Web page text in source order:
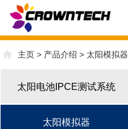
主页 > 产品介绍 > 太阳模拟器
太阳电池IPCE测试系统
太阳模拟器